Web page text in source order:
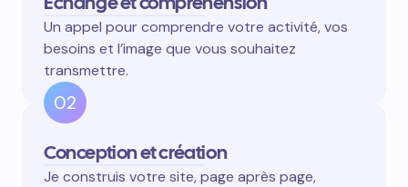
Un appel pour comprendre votre activité, vos
besoins et l’image que vous souhaitez
transmettre.
02
Conception et création
Je construis votre site, page après page,